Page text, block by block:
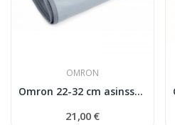
OMRON
Omron 22-32 cm asinsspiediena mērītāja manšete
21,00 €